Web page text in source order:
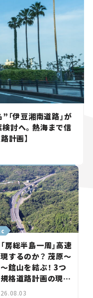
「伊豆湘南道路」が
討へ。熱海まで信
計画】
房総半島一周」高速
するのか？ 茂原～
館山を結ぶ！ 3つ
格道路計画の現
館山鴨川道路」で検